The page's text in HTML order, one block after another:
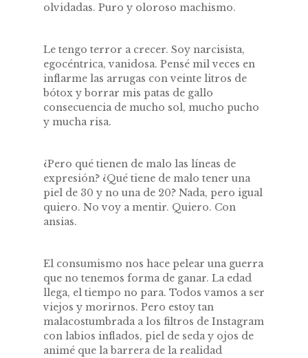
olvidadas. Puro y oloroso machismo.
Le tengo terror a crecer. Soy narcisista,
egocéntrica, vanidosa. Pensé mil veces en
inflarme las arrugas con veinte litros de
bótox y borrar mis patas de gallo
consecuencia de mucho sol, mucho pucho
y mucha risa.
¿Pero qué tienen de malo las líneas de
expresión? ¿Qué tiene de malo tener una
piel de 30 y no una de 20? Nada, pero igual
quiero. No voy a mentir. Quiero. Con
ansias.
El consumismo nos hace pelear una guerra
que no tenemos forma de ganar. La edad
llega, el tiempo no para. Todos vamos a ser
viejos y morirnos. Pero estoy tan
malacostumbrada a los filtros de Instagram
con labios inflados, piel de seda y ojos de
animé que la barrera de la realidad